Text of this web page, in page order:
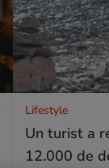
Lifestyle
Un turist a
12.000 de